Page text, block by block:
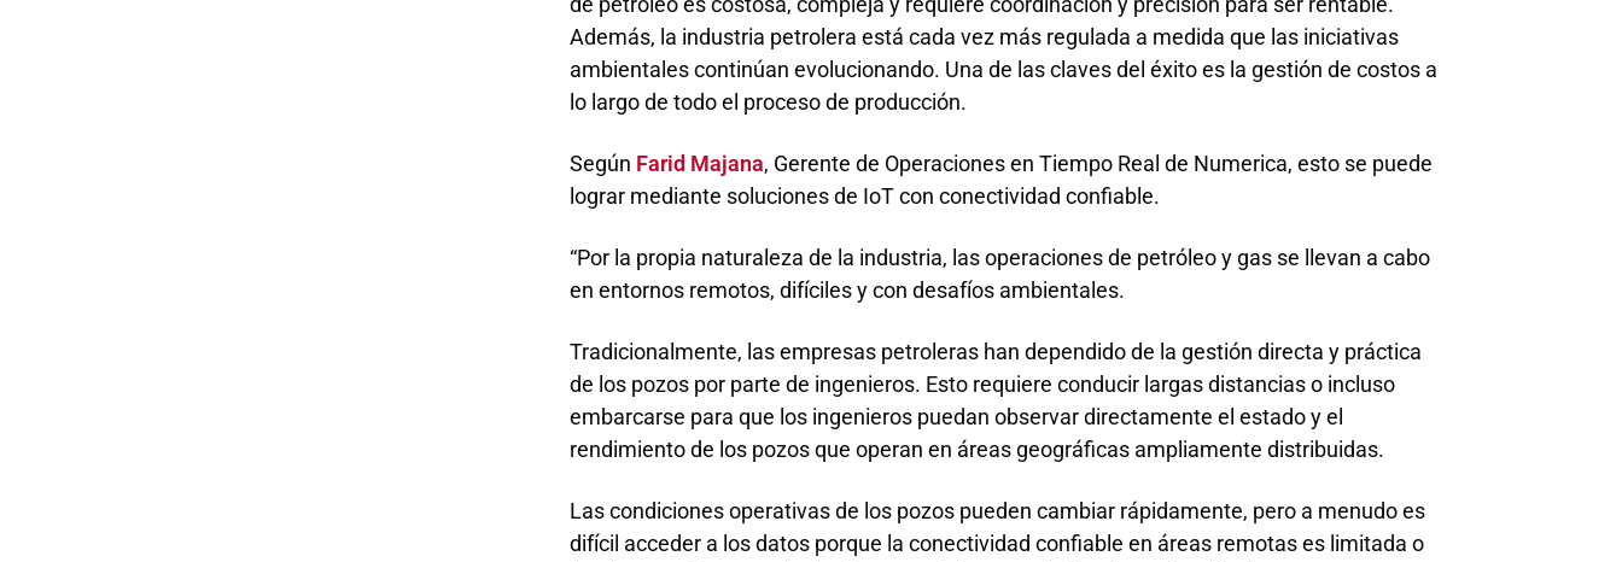
Además, la industria petrolera está cada vez más regulada a medida que las iniciativas
ambientales continúan evolucionando. Una de las claves del éxito es la gestión de costos a
lo largo de todo el proceso de producción.
Según Farid Majana, Gerente de Operaciones en Tiempo Real de Numerica, esto se puede
lograr mediante soluciones de IoT con conectividad confiable.
“Por la propia naturaleza de la industria, las operaciones de petróleo y gas se llevan a cabo
en entornos remotos, difíciles y con desafíos ambientales.
Tradicionalmente, las empresas petroleras han dependido de la gestión directa y práctica
de los pozos por parte de ingenieros. Esto requiere conducir largas distancias o incluso
embarcarse para que los ingenieros puedan observar directamente el estado y el
rendimiento de los pozos que operan en áreas geográficas ampliamente distribuidas.
Las condiciones operativas de los pozos pueden cambiar rápidamente, pero a menudo es
difícil acceder a los datos porque la conectividad confiable en áreas remotas es limitada o